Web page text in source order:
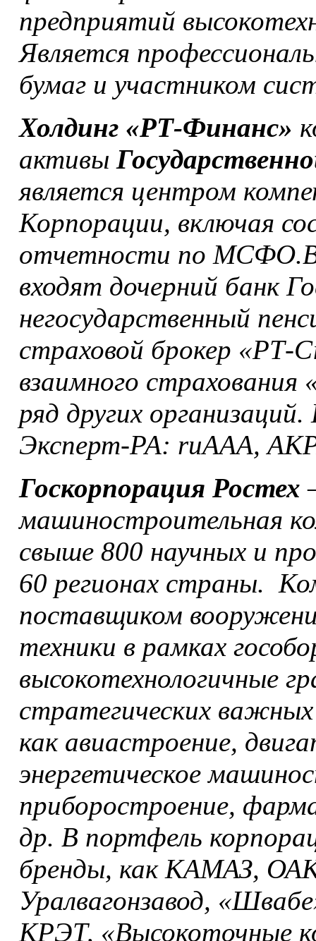
предприятий
Является
бумаг и участником
Холдинг «РТ-Финанс»
активы
является центром
Корпорации, включая
отчетности по МСФО.В
входят дочерний банк
негосударственный
страховой брокер «РТ-
взаимного
ряд других организаций.
Эксперт-РА: ruAAA,
Госкорпорация Ростех
машиностроительная
свыше 800 научных и
60 регионах страны.
поставщиком
техники в рамках
высокотехнологичные
стратегических
как авиастроение,
энергетическое
приборостроение,
др. В портфель
бренды, как КАМАЗ,
Уралвагонзавод,
КРЭТ, «Высокоточные